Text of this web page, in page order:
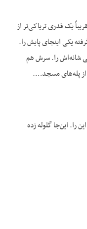
یک قدری تریاکی‌تر از
یکی اینجای پایش را.
شانه‌اش را. سرش هم
از پله‌های مسجد….
را. این‌جا گلوله زده